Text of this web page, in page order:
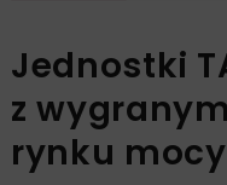
Jednostki
z
rynku mocy